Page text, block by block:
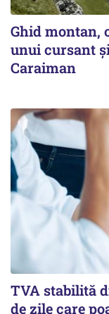
Ghid montan,
unui cursant
Caraiman
TVA stabilită
de zile care